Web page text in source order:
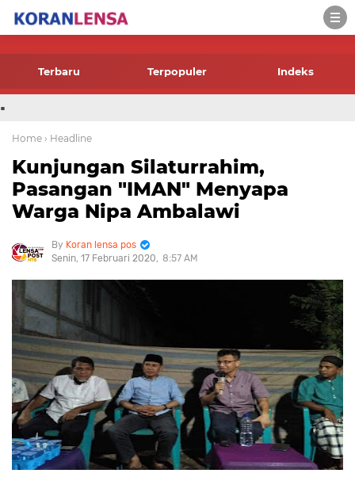
-->
Terbaru Terpopuler Indeks
.
Home › Headline
Kunjungan Silaturrahim,
Pasangan "IMAN" Menyapa
Warga Nipa Ambalawi
Koran lensa pos
Senin, 17 Februari 2020
8:57 AM